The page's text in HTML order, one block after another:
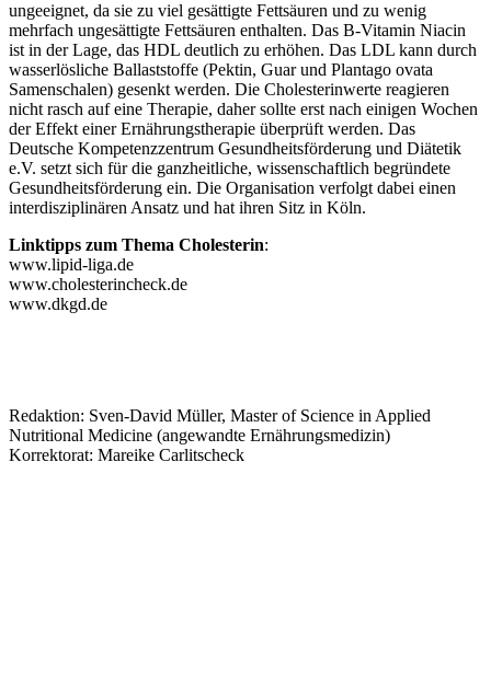
ungeeignet, da sie zu viel gesättigte Fettsäuren und zu wenig
mehrfach ungesättigte Fettsäuren enthalten. Das B-Vitamin Niacin
ist in der Lage, das HDL deutlich zu erhöhen. Das LDL kann durch
wasserlösliche Ballaststoffe (Pektin, Guar und Plantago ovata
Samenschalen) gesenkt werden. Die Cholesterinwerte reagieren
nicht rasch auf eine Therapie, daher sollte erst nach einigen Wochen
der Effekt einer Ernährungstherapie überprüft werden. Das
Deutsche Kompetenzzentrum Gesundheitsförderung und Diätetik
e.V. setzt sich für die ganzheitliche, wissenschaftlich begründete
Gesundheitsförderung ein. Die Organisation verfolgt dabei einen
interdisziplinären Ansatz und hat ihren Sitz in Köln.
Linktipps zum Thema Cholesterin:
www.lipid-liga.de
www.cholesterincheck.de
www.dkgd.de
Redaktion: Sven-David Müller, Master of Science in Applied
Nutritional Medicine (angewandte Ernährungsmedizin)
Korrektorat: Mareike Carlitscheck